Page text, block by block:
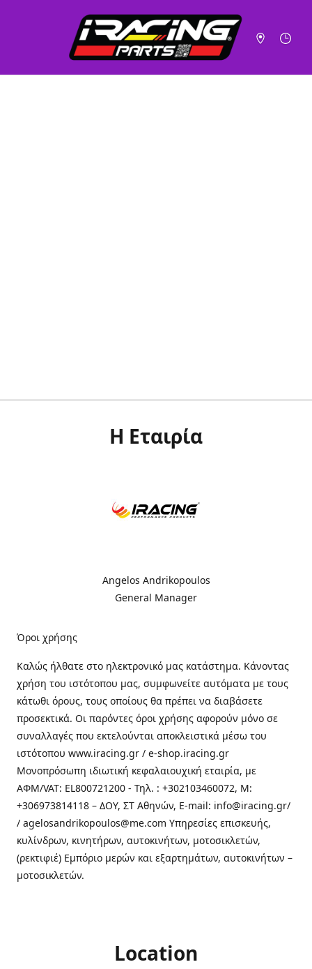
Η Εταιρία
Angelos Andrikopoulos
General Manager
Όροι χρήσης
Καλώς ήλθατε στo ηλεκτρονικό μας κατάστημα. Κάνοντας
χρήση του ιστότοπου μας, συμφωνείτε αυτόματα με τους
κάτωθι όρους, τους οποίους θα πρέπει να διαβάσετε
προσεκτικά. Οι παρόντες όροι χρήσης αφορούν μόνο σε
συναλλαγές που εκτελούνται αποκλειστικά μέσω του
ιστότοπου www.iracing.gr / e-shop.iracing.gr
Μονοπρόσωπη ιδιωτική κεφαλαιουχική εταιρία, με
ΑΦΜ/VAT: EL800721200 - Τηλ. : +302103460072, M:
+306973814118 – ΔΟΥ, ΣΤ Αθηνών, E-mail: info@iracing.gr/
/ agelosandrikopoulos@me.com Υπηρεσίες επισκευής,
κυλίνδρων, κινητήρων, αυτοκινήτων, μοτοσικλετών,
(ρεκτιφιέ) Εμπόριο μερών και εξαρτημάτων, αυτοκινήτων –
μοτοσικλετών.
Location